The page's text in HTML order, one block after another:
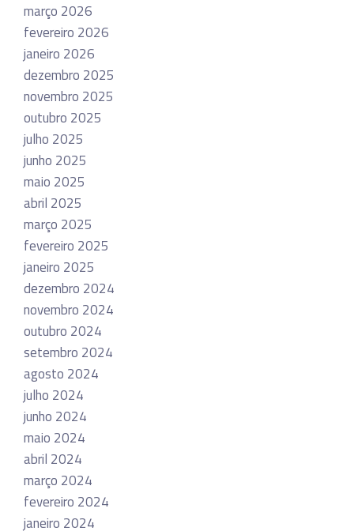
março 2026
fevereiro 2026
janeiro 2026
dezembro 2025
novembro 2025
outubro 2025
julho 2025
junho 2025
maio 2025
abril 2025
março 2025
fevereiro 2025
janeiro 2025
dezembro 2024
novembro 2024
outubro 2024
setembro 2024
agosto 2024
julho 2024
junho 2024
maio 2024
abril 2024
março 2024
fevereiro 2024
janeiro 2024